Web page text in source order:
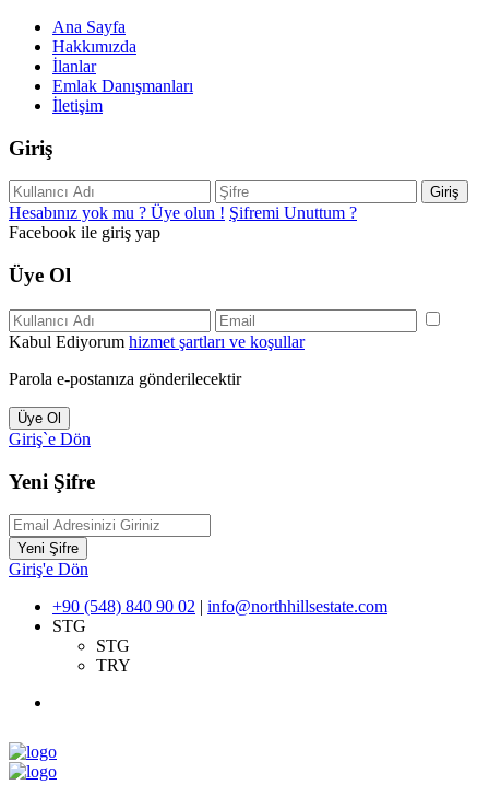
Ana Sayfa
Hakkımızda
İlanlar
Emlak Danışmanları
İletişim
Giriş
Giriş
Hesabınız yok mu ? Üye olun ! Şifremi Unuttum ?
Facebook ile giriş yap
Üye Ol
Kabul Ediyorum hizmet şartları ve koşullar
Parola e-postanıza gönderilecektir
Üye Ol
Giriş`e Dön
Yeni Şifre
Yeni Şifre
Giriş'e Dön
+90 (548) 840 90 02 | info@northhillsestate.com
STG
STG
TRY